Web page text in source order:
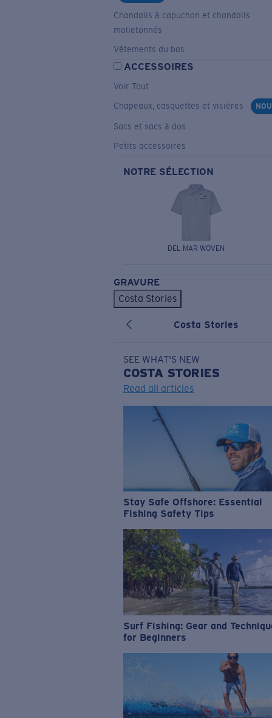
Chandails à capuchon et chandails
molletonnés
Vêtements du bas
ACCESSOIRES
Voir Tout
Chapeaux, casquettes et visières
Sacs et sacs à dos
Petits accessoires
NOTRE SÉLECTION
DEL MAR WOVEN
GRAVURE
Costa Stories
Costa Stories
SEE WHAT'S NEW
COSTA STORIES
Read all articles
Stay Safe Offshore: Essential
Fishing Safety Tips
Surf Fishing: Gear and
for Beginners